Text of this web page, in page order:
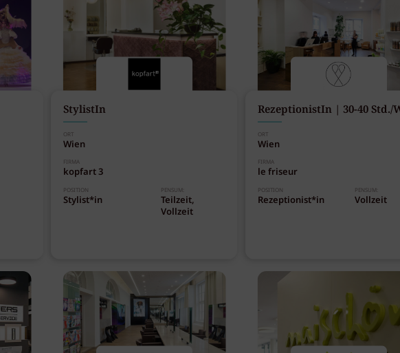
StylistIn
ORT
Wien
FIRMA
kopfart 3
POSITION
Stylist*in
PENSUM:
Teilzeit,
Vollzeit
RezeptionistIn | 30-40 Std./
ORT
Wien
FIRMA
le friseur
POSITION
Rezeptionist*in
PENSUM:
Vollzeit